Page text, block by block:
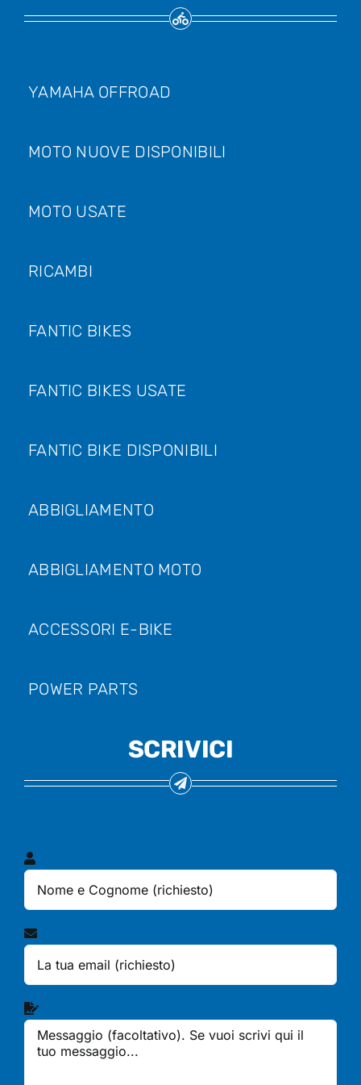
YAMAHA OFFROAD
MOTO NUOVE DISPONIBILI
MOTO USATE
RICAMBI
FANTIC BIKES
FANTIC BIKES USATE
FANTIC BIKE DISPONIBILI
ABBIGLIAMENTO
ABBIGLIAMENTO MOTO
ACCESSORI E-BIKE
POWER PARTS
SCRIVICI